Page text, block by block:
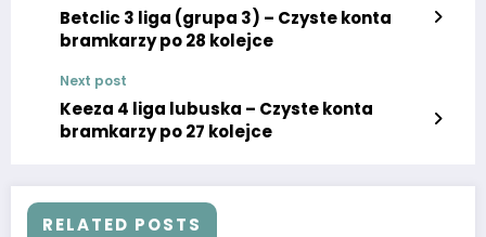
Betclic 3 liga (grupa 3) – Czyste konta
bramkarzy po 28 kolejce
Next post
Keeza 4 liga lubuska – Czyste konta
bramkarzy po 27 kolejce
RELATED POSTS